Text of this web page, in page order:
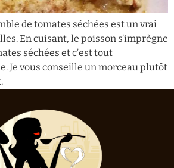
de tomates séchées est un vrai
En cuisant, le poisson s’imprègne
séchées et c’est tout
Je vous conseille un morceau plutôt